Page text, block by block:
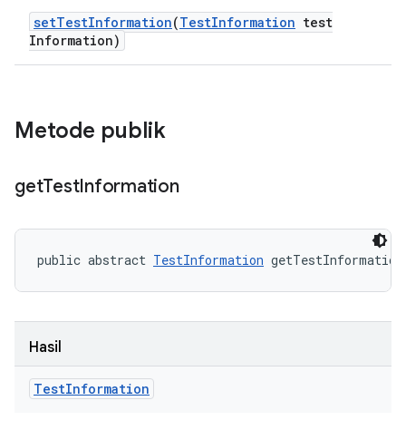
setTestInformation(TestInformation test
Information)
Metode publik
getTestInformation
public abstract TestInformation
Hasil
TestInformation